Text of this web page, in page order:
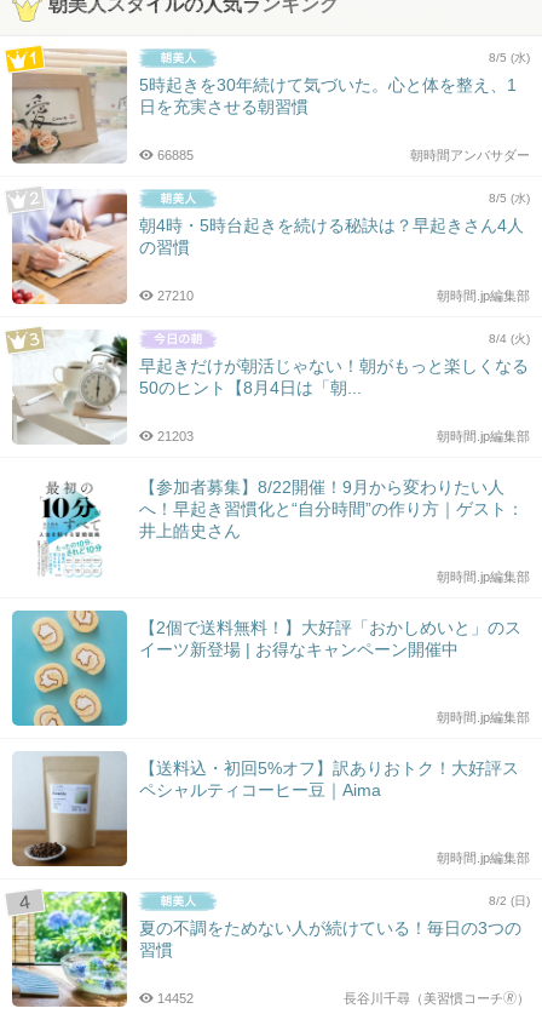
朝美人スタイルの人気ランキング
8/5 (水)
5時起きを30年続けて気づいた。心と体を整え、1
日を充実させる朝習慣
朝時間アンバサダー
66885
8/5 (水)
朝4時・5時台起きを続ける秘訣は？早起きさん4人
の習慣
朝時間.jp編集部
27210
8/4 (火)
早起きだけが朝活じゃない！朝がもっと楽しくなる
50のヒント【8月4日は「朝...
朝時間.jp編集部
21203
【参加者募集】8/22開催！9月から変わりたい人
へ！早起き習慣化と“自分時間”の作り方｜ゲスト：
井上皓史さん
朝時間.jp編集部
【2個で送料無料！】大好評「おかしめいと」のス
イーツ新登場 | お得なキャンペーン開催中
朝時間.jp編集部
【送料込・初回5%オフ】訳ありおトク！大好評ス
ペシャルティコーヒー豆｜Aima
朝時間.jp編集部
8/2 (日)
夏の不調をためない人が続けている！毎日の3つの
習慣
長谷川千尋（美習慣コーチ🄬）
14452